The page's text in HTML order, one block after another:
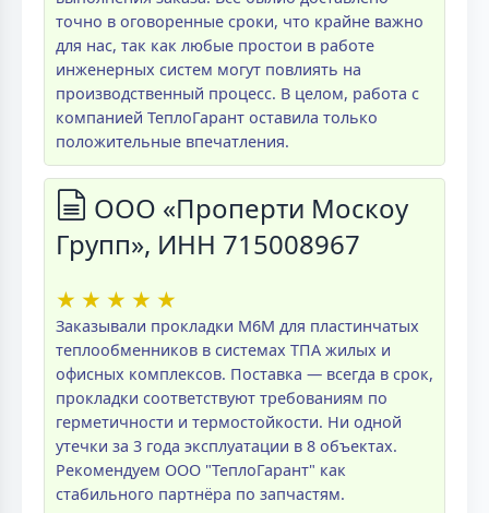
точно в оговоренные сроки, что крайне важно
для нас, так как любые простои в работе
инженерных систем могут повлиять на
производственный процесс. В целом, работа с
компанией ТеплоГарант оставила только
положительные впечатления.
ООО «Проперти Москоу
Групп», ИНН 715008967
★ ★ ★ ★ ★
Заказывали прокладки M6M для пластинчатых
теплообменников в системах ТПА жилых и
офисных комплексов. Поставка — всегда в срок,
прокладки соответствуют требованиям по
герметичности и термостойкости. Ни одной
утечки за 3 года эксплуатации в 8 объектах.
Рекомендуем ООО "ТеплоГарант" как
стабильного партнёра по запчастям.